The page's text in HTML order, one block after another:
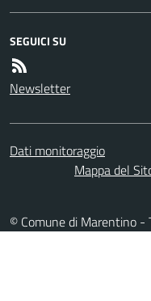
SEGUICI SU
Newsletter
Dati monitoraggio
Mappa del
© Comune di Marentino